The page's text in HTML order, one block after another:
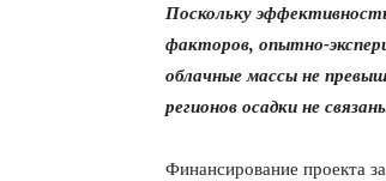
Поскольку
факторов, опытно-
облачные массы не
регионов осадки не
Финансирование проекта